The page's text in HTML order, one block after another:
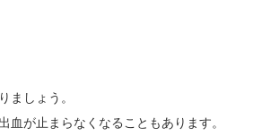
ましょう。
が止まらなくなることもあります。